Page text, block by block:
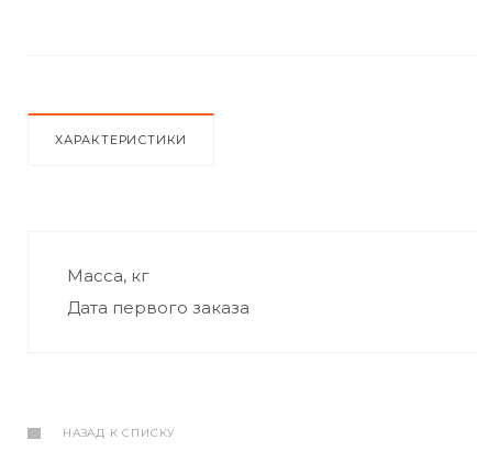
ХАРАКТЕРИСТИКИ
Масса, кг
Дата первого заказа
НАЗАД К СПИСКУ